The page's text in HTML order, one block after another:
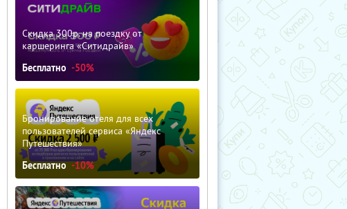
Скидка 300р. на поездку от
каршеринга «Ситидрайв»
Бесплатно -50%
Бронирование отеля для всех
пользователей сервиса «Яндекс
Путешествия»
Бесплатно -10%